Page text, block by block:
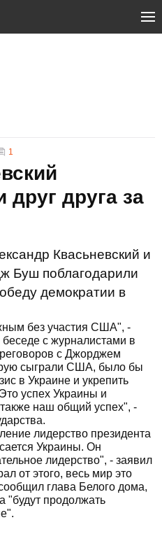
1
друг друга за
Квасьневский и
Буш поблагодарили
демократии в
без участия США", -
с журналистами в
с Джорджем
сыграли США, было бы
в Украине и укрепить
успех Украины и
наш общий успех", -
лидерство президента
Украины. Он
лидерство", - заявил
от этого, весь мир это
глава Белого дома,
продолжать